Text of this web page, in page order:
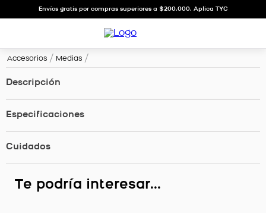
Envíos gratis por compras superiores a $200.000. Aplica TYC
Accesorios Medias
Descripción
Especificaciones
Cuidados
Te podría interesar...